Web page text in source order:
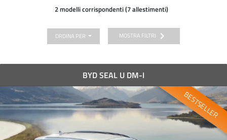
2 modelli corrispondenti (7 allestimenti)
ORDINA PER MOSTRA FILTRI chevron_right
BYD SEAL U DM-I
BESTSELLER